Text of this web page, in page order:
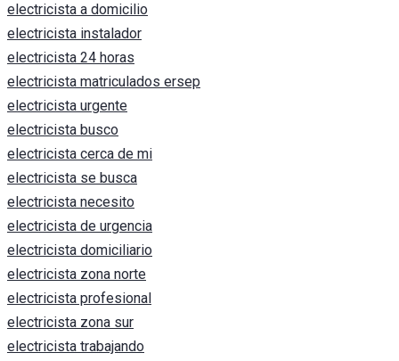
electricista a domicilio
electricista instalador
electricista 24 horas
electricista matriculados ersep
electricista urgente
electricista busco
electricista cerca de mi
electricista se busca
electricista necesito
electricista de urgencia
electricista domiciliario
electricista zona norte
electricista profesional
electricista zona sur
electricista trabajando